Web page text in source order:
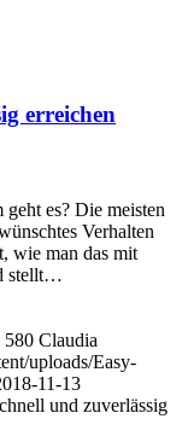
erreichen
es? Die meisten
Verhalten
wie man das mit
stellt…
580 Claudia
uploads/Easy-
11-13
und zuverlässig